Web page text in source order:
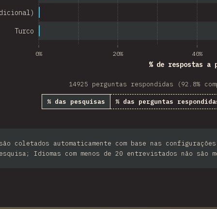
Finland
0% 20% 40%
% de respostas a
Turco
14925 perguntas respondidas (92.8%
% das pesquisas % das perguntas
coletados automaticamente com base nas
Idiomas com menos de 20 entrevistados não são